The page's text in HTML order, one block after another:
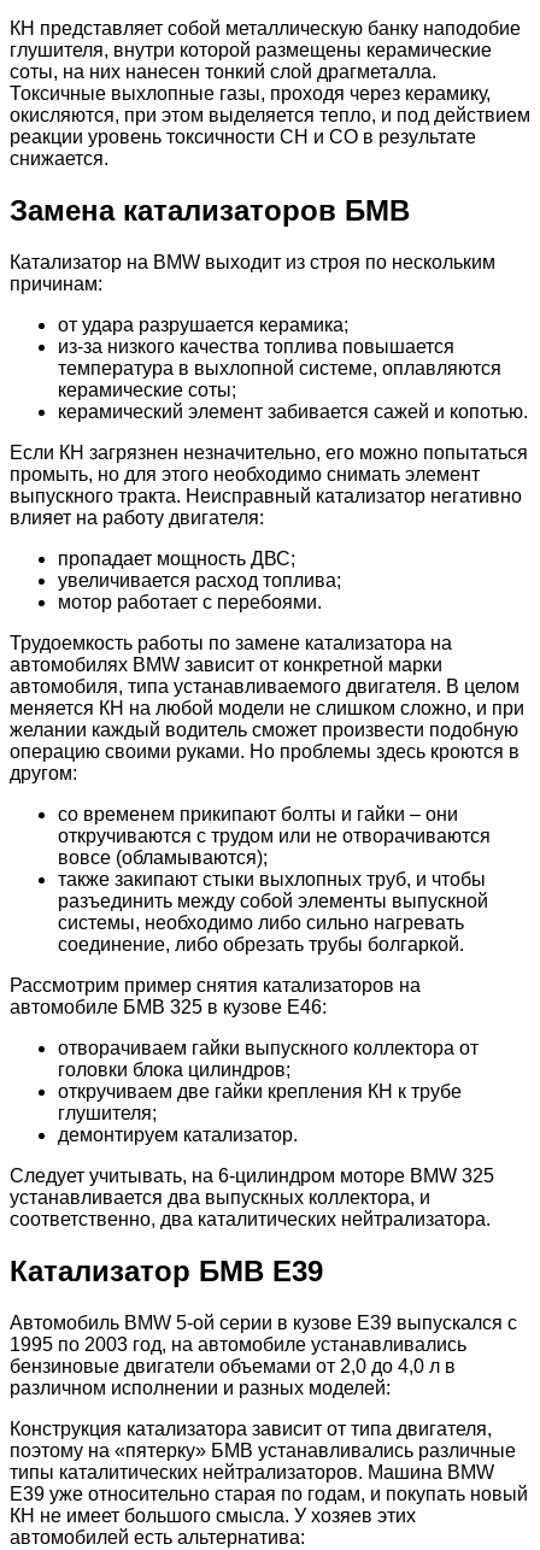
КН представляет собой металлическую банку наподобие
глушителя, внутри которой размещены керамические
соты, на них нанесен тонкий слой драгметалла.
Токсичные выхлопные газы, проходя через керамику,
окисляются, при этом выделяется тепло, и под действием
реакции уровень токсичности CH и CO в результате
снижается.
Замена катализаторов БМВ
Катализатор на BMW выходит из строя по нескольким
причинам:
от удара разрушается керамика;
из-за низкого качества топлива повышается
температура в выхлопной системе, оплавляются
керамические соты;
керамический элемент забивается сажей и копотью.
Если КН загрязнен незначительно, его можно попытаться
промыть, но для этого необходимо снимать элемент
выпускного тракта. Неисправный катализатор негативно
влияет на работу двигателя:
пропадает мощность ДВС;
увеличивается расход топлива;
мотор работает с перебоями.
Трудоемкость работы по замене катализатора на
автомобилях BMW зависит от конкретной марки
автомобиля, типа устанавливаемого двигателя. В целом
меняется КН на любой модели не слишком сложно, и при
желании каждый водитель сможет произвести подобную
операцию своими руками. Но проблемы здесь кроются в
другом:
со временем прикипают болты и гайки – они
откручиваются с трудом или не отворачиваются
вовсе (обламываются);
также закипают стыки выхлопных труб, и чтобы
разъединить между собой элементы выпускной
системы, необходимо либо сильно нагревать
соединение, либо обрезать трубы болгаркой.
Рассмотрим пример снятия катализаторов на
автомобиле БМВ 325 в кузове Е46:
отворачиваем гайки выпускного коллектора от
головки блока цилиндров;
откручиваем две гайки крепления КН к трубе
глушителя;
демонтируем катализатор.
Следует учитывать, на 6-цилиндром моторе BMW 325
устанавливается два выпускных коллектора, и
соответственно, два каталитических нейтрализатора.
Катализатор БМВ Е39
Автомобиль BMW 5-ой серии в кузове E39 выпускался с
1995 по 2003 год, на автомобиле устанавливались
бензиновые двигатели объемами от 2,0 до 4,0 л в
различном исполнении и разных моделей:
Конструкция катализатора зависит от типа двигателя,
поэтому на «пятерку» БМВ устанавливались различные
типы каталитических нейтрализаторов. Машина BMW
E39 уже относительно старая по годам, и покупать новый
КН не имеет большого смысла. У хозяев этих
автомобилей есть альтернатива: